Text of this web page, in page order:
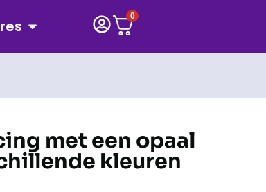
0
met een opaal
kleuren